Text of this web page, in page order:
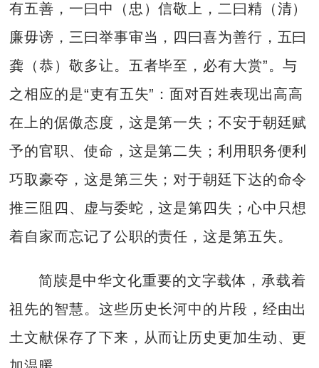
有五善，一曰中（忠）信敬上，二曰精（清）
廉毋谤，三曰举事审当，四曰喜为善行，五曰
龚（恭）敬多让。五者毕至，必有大赏”。与
之相应的是“吏有五失”：面对百姓表现出高高
在上的倨傲态度，这是第一失；不安于朝廷赋
予的官职、使命，这是第二失；利用职务便利
巧取豪夺，这是第三失；对于朝廷下达的命令
推三阻四、虚与委蛇，这是第四失；心中只想
着自家而忘记了公职的责任，这是第五失。
简牍是中华文化重要的文字载体，承载着
祖先的智慧。这些历史长河中的片段，经由出
土文献保存了下来，从而让历史更加生动、更